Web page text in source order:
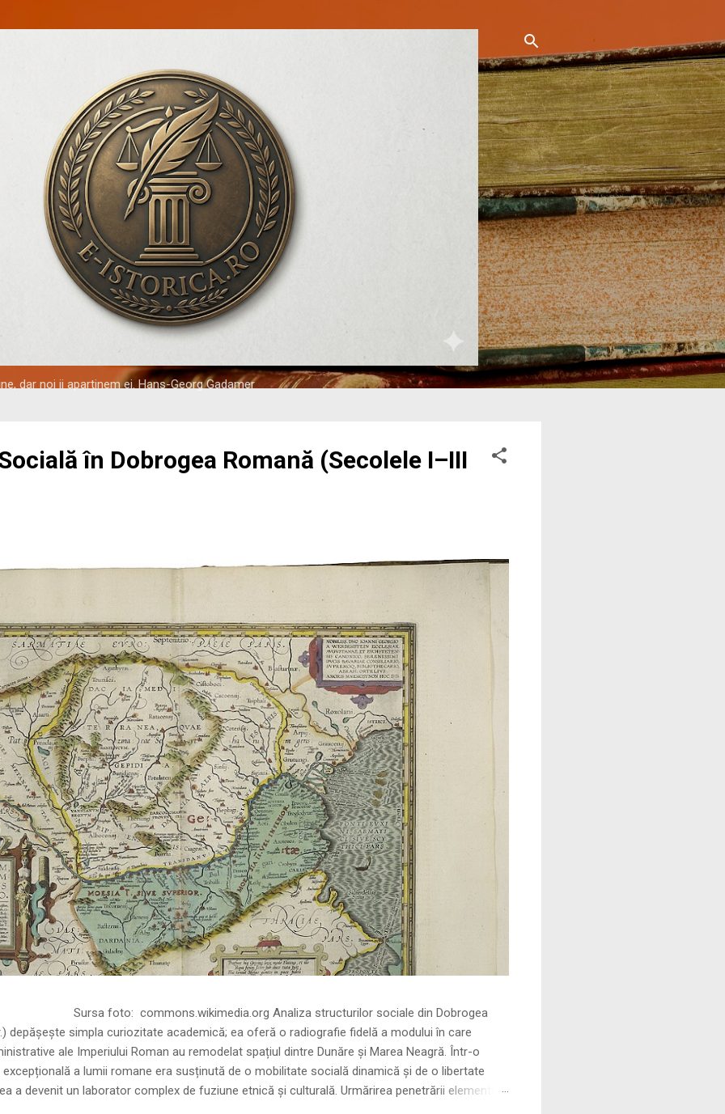
dar noi ii apartinem ei. Hans-Georg Gadamer
în Dobrogea Romană (Secolele I–III
Analiza structurilor sociale din Dobrogea
depășește simpla curiozitate academică; ea oferă o radiografie fidelă a modului în care
ale Imperiului Roman au remodelat spațiul dintre Dunăre și Marea Neagră. Într-o
a lumii romane era susținută de o mobilitate socială dinamică și de o libertate
a devenit un laborator complex de fuziune etnică și culturală. Urmărirea penetrării elementului